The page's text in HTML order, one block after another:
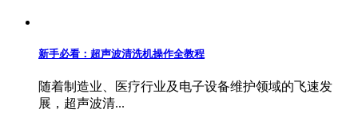
新手必看：超声波清洗机操作全教程
随着制造业、医疗行业及电子设备维护领域的飞速发
展，超声波清...